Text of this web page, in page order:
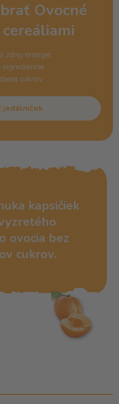
Ovocné
zdroj energie
ingrediencie
cukrov
jedálniček
kapsičiek
ovocia bez
cukrov.